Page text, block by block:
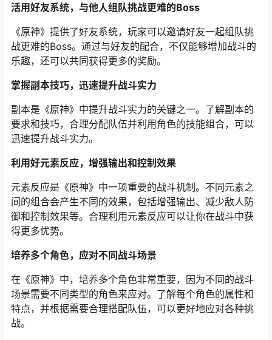
活用好友系统，与他人组队挑战更难的Boss
《原神》提供了好友系统，玩家可以邀请好友一起组队挑
战更难的Boss。通过与好友的配合，不仅能够增加战斗的
乐趣，还可以共同获得更多的奖励。
掌握副本技巧，迅速提升战斗实力
副本是《原神》中提升战斗实力的关键之一。了解副本的
要求和技巧，合理分配队伍并利用角色的技能组合，可以
迅速提升战斗实力。
利用好元素反应，增强输出和控制效果
元素反应是《原神》中一项重要的战斗机制。不同元素之
间的组合会产生不同的效果，包括增强输出、减少敌人防
御和控制效果等。合理利用元素反应可以让你在战斗中获
得更多优势。
培养多个角色，应对不同战斗场景
在《原神》中，培养多个角色非常重要，因为不同的战斗
场景需要不同类型的角色来应对。了解每个角色的属性和
特点，并根据需要合理搭配队伍，可以更好地应对各种挑
战。